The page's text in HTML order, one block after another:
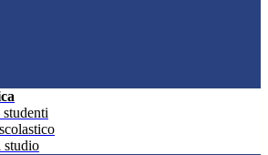
studio